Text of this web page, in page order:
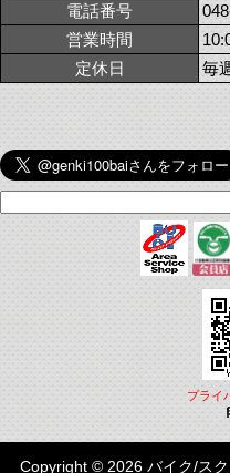
電話番号
営業時間
定休日
毎
プライ
Copyright © 2026 バイク/スク